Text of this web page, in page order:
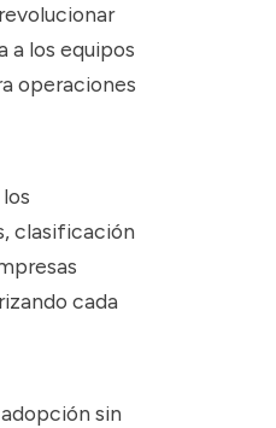
a los equipos
operaciones
clasificación
cada
sin